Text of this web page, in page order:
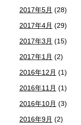
2017年5月 (28)
2017年4月 (29)
2017年3月 (15)
2017年1月 (2)
2016年12月 (1)
2016年11月 (1)
2016年10月 (3)
2016年9月 (2)